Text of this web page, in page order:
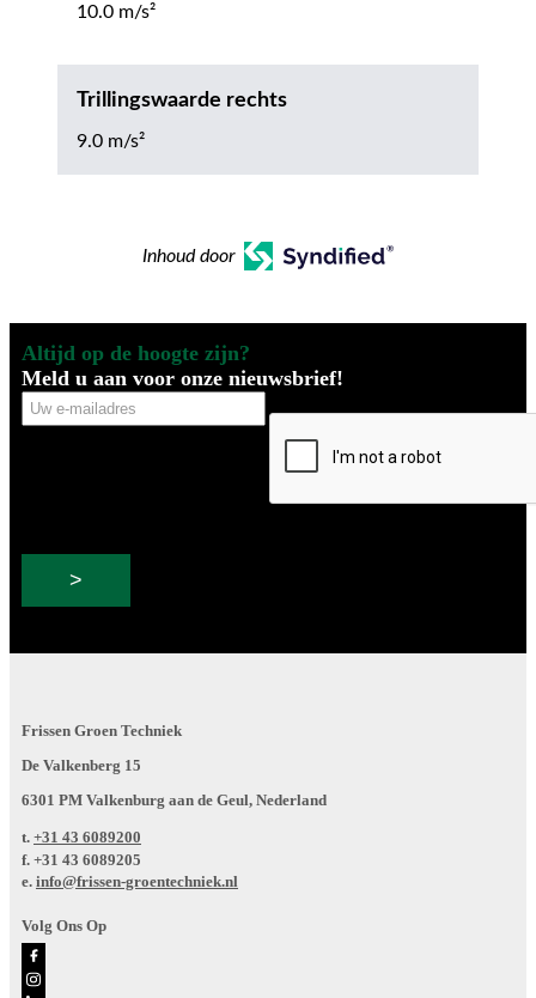
10.0 m/s²
Trillingswaarde rechts
9.0 m/s²
Inhoud door
Altijd op de hoogte zijn?
Meld u aan voor onze nieuwsbrief!
Uw
e-
Frissen Groen Techniek
De Valkenberg 15
6301 PM Valkenburg aan de Geul, Nederland
t. +31 43 6089200
f. +31 43 6089205
e. info@frissen-groentechniek.nl
Volg Ons Op